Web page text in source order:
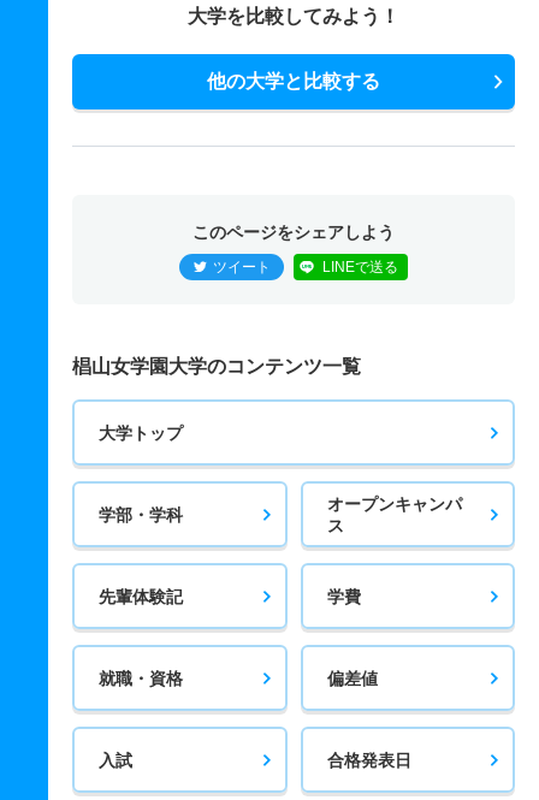
大学を比較してみよう！
他の大学と比較する
このページをシェアしよう
ツイート LINEで送る
椙山女学園大学のコンテンツ一覧
大学トップ
学部・学科
オープンキャンパ
ス
先輩体験記 学費
就職・資格 偏差値
入試 合格発表日